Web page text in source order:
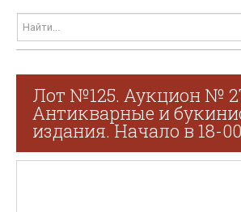
Лот №125. Аукцион №
Антикварные и
издания. Начало в 18-00